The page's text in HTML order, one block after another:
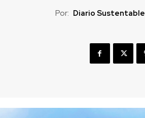
Por: Diario Sustentable